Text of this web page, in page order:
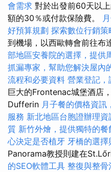
會需求 對於出發前60天以
額的30％或付款保險費。
好預算規劃 探索數位行銷策
到機場，以西歐轉會前往布
部地區安養院的選擇，提供
抓漏專家，幫助您解決屋內
流程和必要資料 營業登記，
巨大的Frontenac城堡酒店
Dufferin 月子餐的價格資訊
服務 新北地區台胞證辦理資
質 新竹外燴，提供獨特的餐
心決定是否植牙 牙橋的選
Panorama教授則建在
的SEO軟體工具 整復與整骨